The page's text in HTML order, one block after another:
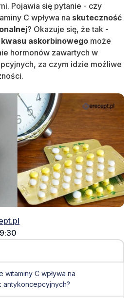
Pojawia się pytanie - czy
C wpływa na skuteczność
? Okazuje się, że tak -
askorbinowego może
hormonów zawartych w
za czym idzie możliwe
witaminy C wpływa na
antykoncepcyjnych?